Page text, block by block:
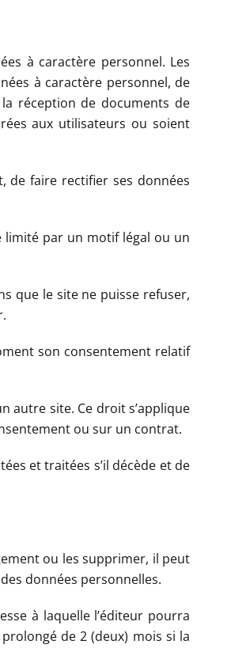
à caractère personnel. Les
à caractère personnel, de
réception de documents de
aux utilisateurs ou soient
de faire rectifier ses données
limité par un motif légal ou un
que le site ne puisse refuser,
son consentement relatif
autre site. Ce droit s’applique
ou sur un contrat.
et traitées s’il décède et de
ou les supprimer, il peut
données personnelles.
à laquelle l’éditeur pourra
de 2 (deux) mois si la